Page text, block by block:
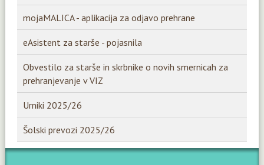
mojaMALICA - aplikacija za odjavo prehrane
eAsistent za starše - pojasnila
Obvestilo za starše in skrbnike o novih smernicah za
prehranjevanje v VIZ
Urniki 2025/26
Šolski prevozi 2025/26